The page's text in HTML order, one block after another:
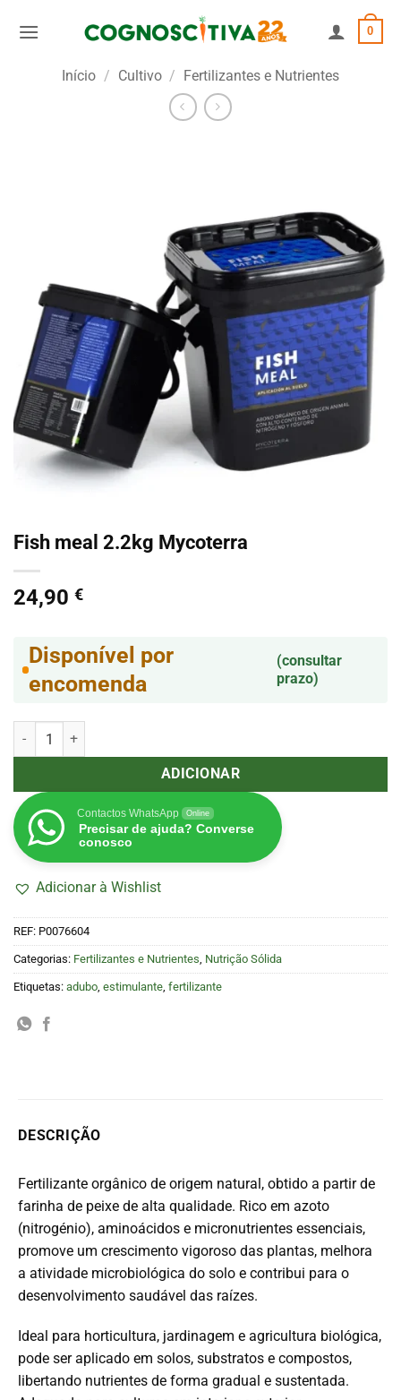
0
Início / Cultivo / Fertilizantes e Nutrientes
Fish meal 2.2kg Mycoterra
24,90 €
Disponível por
encomenda
(consultar
prazo)
Quantidade de Fish meal 2.2kg Mycoterra
ADICIONAR
Contactos WhatsApp Online
Precisar de ajuda? Converse
conosco
Adicionar à Wishlist
REF: P0076604
Categorias: Fertilizantes e Nutrientes, Nutrição Sólida
Etiquetas: adubo, estimulante, fertilizante
DESCRIÇÃO
Fertilizante orgânico de origem natural, obtido a partir de
farinha de peixe de alta qualidade. Rico em azoto
(nitrogénio), aminoácidos e micronutrientes essenciais,
promove um crescimento vigoroso das plantas, melhora
a atividade microbiológica do solo e contribui para o
desenvolvimento saudável das raízes.
Ideal para horticultura, jardinagem e agricultura biológica,
pode ser aplicado em solos, substratos e compostos,
libertando nutrientes de forma gradual e sustentada.